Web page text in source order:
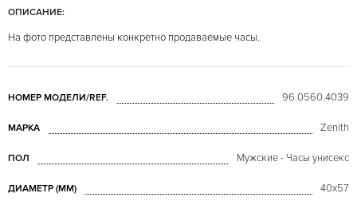
ОПИСАНИЕ:
На фото представлены конкретно продаваемые часы.
НОМЕР МОДЕЛИ/REF. 96.0560.4039
МАРКА Zenith
ПОЛ Мужские - Часы унисекс
ДИАМЕТР (MM) 40x57